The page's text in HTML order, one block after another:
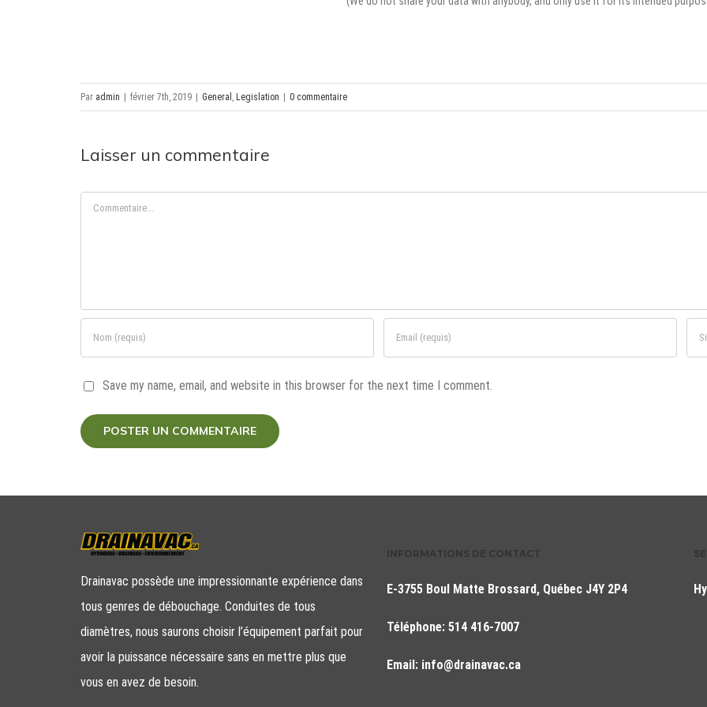
Par admin | février 7th, 2019 | General Legislation | 0 commentaire
Laisser un commentaire
Commentaire
Save my name, email, and website in this browser for the next time I comment.
Drainavac possède une impressionnante expérience dans
tous genres de débouchage. Conduites de tous
diamètres, nous saurons choisir l’équipement parfait pour
avoir la puissance nécessaire sans en mettre plus que
vous en avez de besoin.
E-3755 Boul Matte Brossard, Québec J4Y 2P4
Téléphone:514 416-7007
Email: info@drainavac.ca